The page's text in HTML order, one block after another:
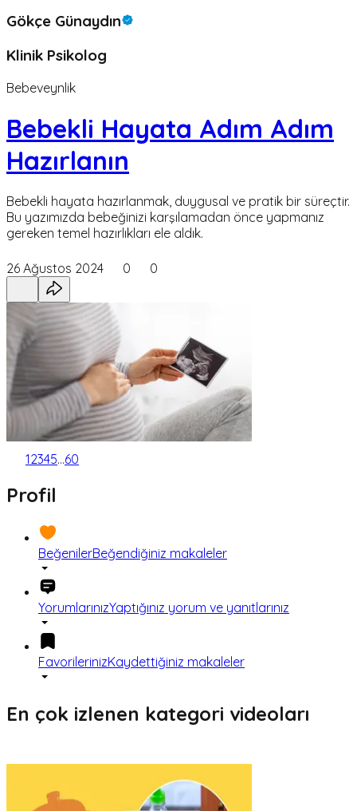
Gökçe Günaydın
Klinik Psikolog
Bebeveynlik
Bebekli Hayata Adım Adım
Hazırlanın
Bebekli hayata hazırlanmak, duygusal ve pratik bir süreçtir.
Bu yazımızda bebeğinizi karşılamadan önce yapmanız
gereken temel hazırlıkları ele aldık.
26 Ağustos 2024 0 0
12345...60
Profil
BeğenilerBeğendiğiniz makaleler
YorumlarınızYaptığınız yorum ve yanıtlarınız
FavorilerinizKaydettiğiniz makaleler
En çok izlenen kategori videoları